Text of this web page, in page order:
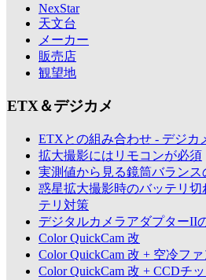
NexStar
天文台
メーカー
販売店
観望地
ETX＆デジカメ
ETXとの組み合わせ - デジカ
拡大撮影にはリモコンが必須
実測値から見る鏡筒バランス
惑星拡大撮影時のバッテリ切
テリ対策
デジタルカメラアダプターII
Color QuickCam 改
Color QuickCam 改 + 空冷ファ
Color QuickCam 改 + CCDチ